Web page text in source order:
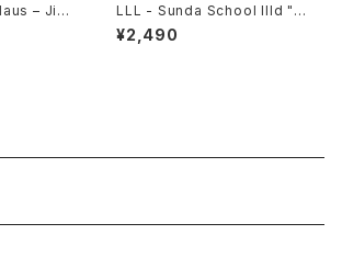
– Jing
Ride
LLL - Sunda School IIId "1
2"
¥2,490